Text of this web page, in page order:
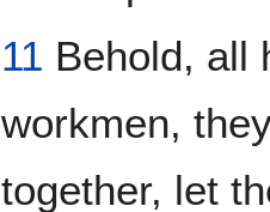
11 Behold, all
workmen,
together, let